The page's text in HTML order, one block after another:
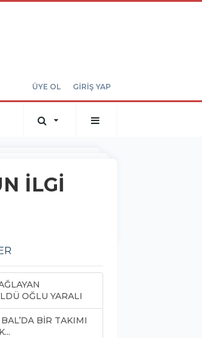
ÜYE OL GİRİŞ YAP
İLGİ
OĞLU YARALI
BİR TAKIMI